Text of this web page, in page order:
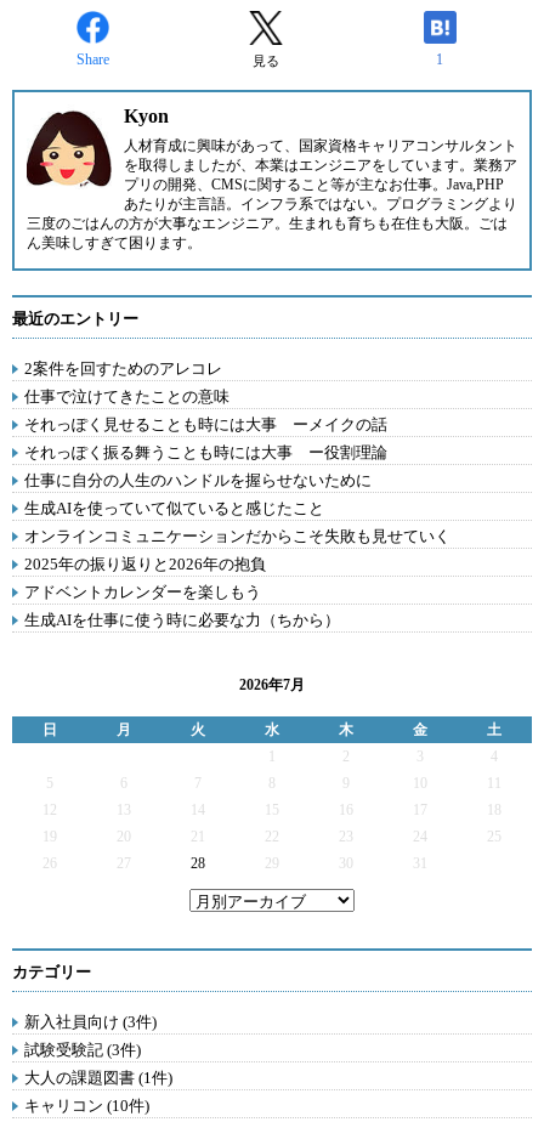
Share 見る 1
Kyon
人材育成に興味があって、国家資格キャリアコンサルタント
を取得しましたが、本業はエンジニアをしています。業務ア
プリの開発、CMSに関すること等が主なお仕事。Java,PHP
あたりが主言語。インフラ系ではない。プログラミングより
三度のごはんの方が大事なエンジニア。生まれも育ちも在住も大阪。ごは
ん美味しすぎて困ります。
最近のエントリー
2案件を回すためのアレコレ
仕事で泣けてきたことの意味
それっぽく見せることも時には大事 ーメイクの話
それっぽく振る舞うことも時には大事 ー役割理論
仕事に自分の人生のハンドルを握らせないために
生成AIを使っていて似ていると感じたこと
オンラインコミュニケーションだからこそ失敗も見せていく
2025年の振り返りと2026年の抱負
アドベントカレンダーを楽しもう
生成AIを仕事に使う時に必要な力（ちから）
2026年7月
日 月 火 水 木 金
土
2 3
4
5
6 7 9
12
13 14 15 16 17
19
20 21 22 23 24
25
26
27 28 29 30 31
カテゴリー
新入社員向け (3件)
試験受験記 (3件)
大人の課題図書 (1件)
キャリコン (10件)